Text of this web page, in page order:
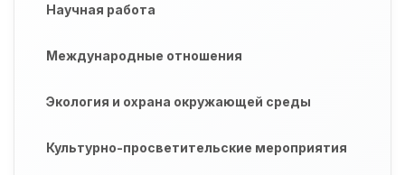
Научная работа
Международные отношения
Экология и охрана окружающей среды
Культурно-просветительские мероприятия